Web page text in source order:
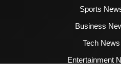
Sports
Business
Tech
Entertainment